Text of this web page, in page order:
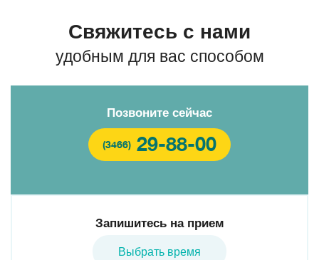
Свяжитесь с нами
удобным для вас способом
Позвоните сейчас
(3466) 29-88-00
Запишитесь на прием
Выбрать время